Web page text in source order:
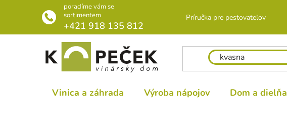
poradíme vám se
sortimentem
+421 918 135 812
Príručka pre pestovateľov
Vinica a záhrada Výroba nápojov Dom a dielňa